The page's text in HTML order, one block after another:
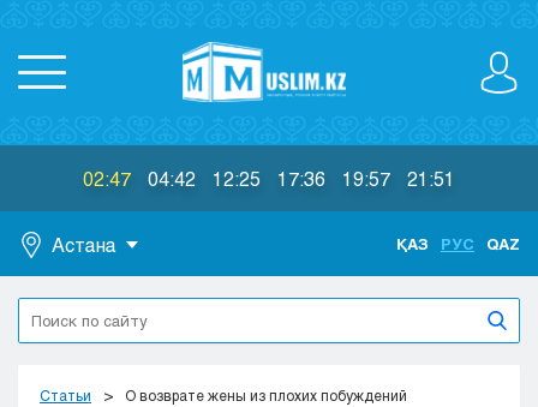
02:47 04:42 12:25 17:36 19:57 21:51
Астана
Астана
Алматы
Актобе
ҚАЗ РУС QAZ
Статьи О возврате жены из плохих побуждений